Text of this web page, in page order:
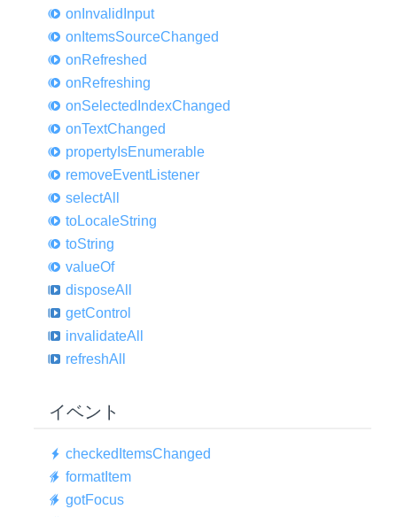
on Invalid Input
on ItemsSourceChanged
onRefreshed
onRefreshing
onSelected IndexChanged
onTextChanged
property IsEnumerable
removeEventListener
selectAll
toLocaleString
toString
valueOf
disposeAll
getControl
invalidateAll
refreshAll
イベント
checked ItemsChanged
formatItem
gotFocus